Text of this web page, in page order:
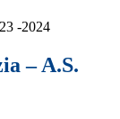
-2024
– A.S.